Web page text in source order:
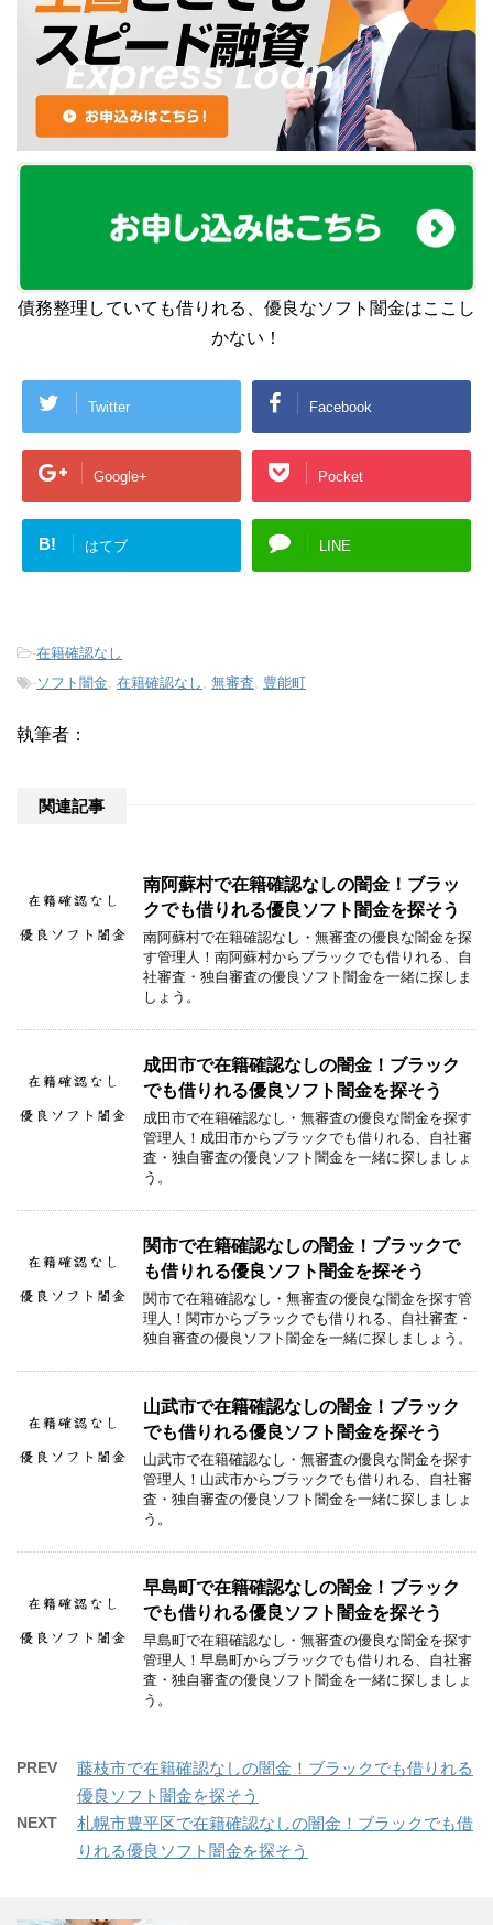
債務整理していても借りれる、優良なソフト闇金はここし
かない！
Twitter Facebook
Google+ Pocket
B! はてブ LINE
-在籍確認なし
-ソフト闇金, 在籍確認なし , 無審査, 豊能町
執筆者：
関連記事
南阿蘇村で在籍確認なしの闇金！ブラッ
クでも借りれる優良ソフト闇金を探そう
南阿蘇村で在籍確認なし・無審査の優良な闇金を探
す管理人！南阿蘇村からブラックでも借りれる、自
社審査・独自審査の優良ソフト闇金を一緒に探しま
しょう。
成田市で在籍確認なしの闇金！ブラック
でも借りれる優良ソフト闇金を探そう
成田市で在籍確認なし・無審査の優良な闇金を探す
管理人！成田市からブラックでも借りれる、自社審
査・独自審査の優良ソフト闇金を一緒に探しましょ
う。
関市で在籍確認なしの闇金！ブラックで
も借りれる優良ソフト闇金を探そう
関市で在籍確認なし・無審査の優良な闇金を探す管
理人！関市からブラックでも借りれる、自社審査・
独自審査の優良ソフト闇金を一緒に探しましょう。
山武市で在籍確認なしの闇金！ブラック
でも借りれる優良ソフト闇金を探そう
山武市で在籍確認なし・無審査の優良な闇金を探す
管理人！山武市からブラックでも借りれる、自社審
査・独自審査の優良ソフト闇金を一緒に探しましょ
う。
早島町で在籍確認なしの闇金！ブラック
でも借りれる優良ソフト闇金を探そう
早島町で在籍確認なし・無審査の優良な闇金を探す
管理人！早島町からブラックでも借りれる、自社審
査・独自審査の優良ソフト闇金を一緒に探しましょ
う。
PREV
藤枝市で在籍確認なしの闇金！ブラックでも借りれる
優良ソフト闇金を探そう
NEXT
札幌市豊平区で在籍確認なしの闇金！ブラックでも借
りれる優良ソフト闇金を探そう